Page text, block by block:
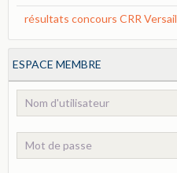
résultats concours CRR Versail
ESPACE MEMBRE